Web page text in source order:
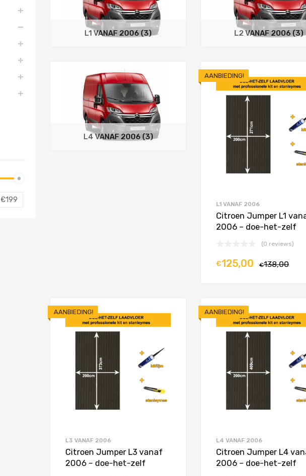
L1 VANAF 2006 (3) L2 VANAF 2006 (3)
L4 VANAF 2006 (3)
AANBIEDING!
L1 VANAF 2006
Citroen Jumper L1
2006 – doe-het-zelf
(0 reviews)
€138,00
€125,00
AANBIEDING!
Toevoegen aan Favorieten
Product Vergelijken
L3 VANAF 2006
Citroen Jumper L3 vanaf
2006 – doe-het-zelf
AANBIEDING!
L4 VANAF 2006
Citroen Jumper L4
2006 – doe-het-zelf
€199